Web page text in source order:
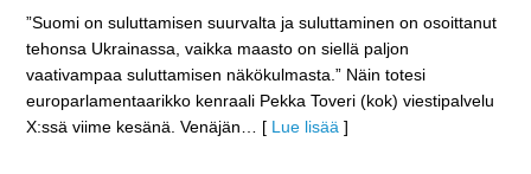
”Suomi on suluttamisen suurvalta ja suluttaminen on osoittanut
tehonsa Ukrainassa, vaikka maasto on siellä paljon
vaativampaa suluttamisen näkökulmasta.” Näin totesi
europarlamentaarikko kenraali Pekka Toveri (kok) viestipalvelu
X:ssä viime kesänä. Venäjän … [ Lue lisää ]